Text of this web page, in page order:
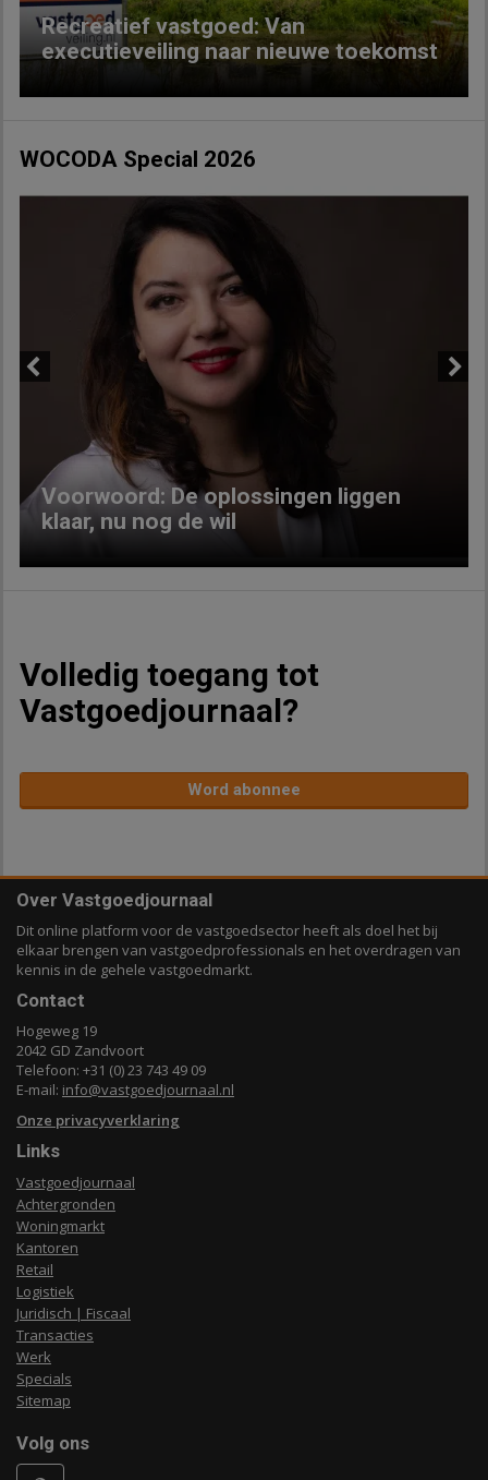
Recreatief vastgoed: Van
executieveiling naar nieuwe toekomst
WOCODA Special 2026
Voorwoord: De oplossingen liggen
klaar, nu nog de wil
Volledig toegang tot
Vastgoedjournaal?
Word abonnee
Over Vastgoedjournaal
Dit online platform voor de vastgoedsector heeft als doel het bij
elkaar brengen van vastgoedprofessionals en het overdragen van
kennis in de gehele vastgoedmarkt.
Contact
Hogeweg 19
2042 GD Zandvoort
Telefoon: +31 (0) 23 743 49 09
E-mail: info@vastgoedjournaal.nl
Onze privacyverklaring
Links
Vastgoedjournaal
Achtergronden
Woningmarkt
Kantoren
Retail
Logistiek
Juridisch | Fiscaal
Transacties
Werk
Specials
Sitemap
Volg ons